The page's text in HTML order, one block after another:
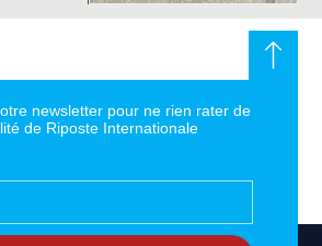
newsletter pour ne rien rater de
de Riposte Internationale